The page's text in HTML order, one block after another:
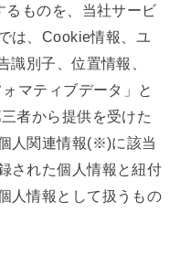
ものを、当社サービ
は、Cookie情報、ユ
識別子、位置情報、
マティブデータ」と
者から提供を受けた
人関連情報(※)に該当
された個人情報と紐付
人情報として扱うもの